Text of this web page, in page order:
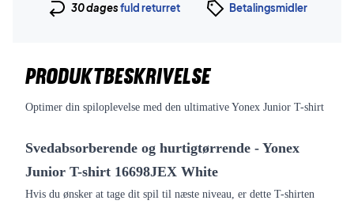
30 dagesfuld returret Betalingsmidler
PRODUKTBESKRIVELSE
Optimer din spiloplevelse med den ultimative Yonex Junior T-shirt
Svedabsorberende og hurtigtørrende - Yonex
Junior T-shirt 16698JEX White
Hvis du ønsker at tage dit spil til næste niveau, er dette T-shirten